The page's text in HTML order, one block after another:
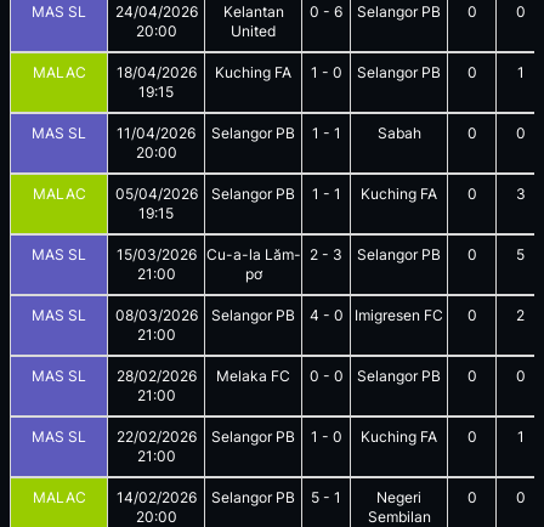
MAS SL
24/04/2026
20:00
Kelantan
United
0 - 6 Selangor PB 0 0
MALAC
18/04/2026
19:15
Kuching FA 1 - 0 Selangor PB 0 1
MAS SL
11/04/2026
20:00
Selangor PB 1 - 1 Sabah 0 0
MALAC
05/04/2026
19:15
Selangor PB 1 - 1 Kuching FA 0 3
MAS SL
15/03/2026
21:00
Cu-a-la Lăm-
pơ
2 - 3 Selangor PB 0 5
MAS SL
08/03/2026
21:00
Selangor PB 4 - 0 Imigresen FC 0 2
MAS SL
28/02/2026
21:00
Melaka FC 0 - 0 Selangor PB 0 0
MAS SL
22/02/2026
21:00
Selangor PB 1 - 0 Kuching FA 0 1
MALAC
14/02/2026
20:00
Selangor PB 5 - 1
Negeri
Sembilan
0 0